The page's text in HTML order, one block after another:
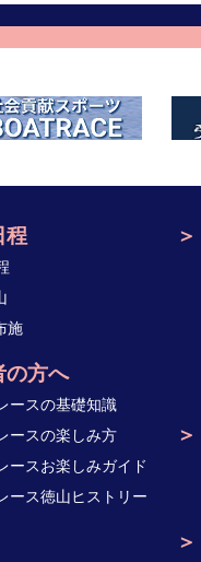
程
施
の方へ
ースの基礎知識
ースの楽しみ方
ースお楽しみガイド
ース徳山ヒストリー